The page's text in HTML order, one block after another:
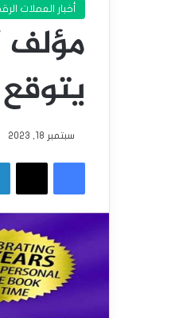
أخبار العملات
مؤلف
يتوقع
سبتمبر 18, 2023
فيسبوك
‫X